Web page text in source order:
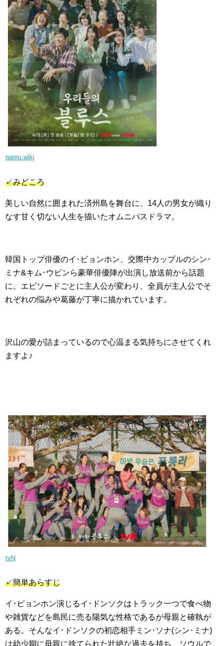
namu.wiki
✓みどころ
美しい自然に囲まれた済州島を舞台に、14人の男女が織り
なす甘く切ない人生を描いたオムニバスドラマ。
韓国トップ俳優のイ･ビョンホン、交際中カップルのシン･
ミナ&キム･ウビンら豪華俳優陣が出演し放送前から話題
に。エピソードごとに主人公が変わり、全員が主人公でそ
れぞれの悩みや葛藤が丁寧に描かれています。
沢山の愛が詰まっているので心温まる気持ちにさせてくれ
ますよ♪
tvN
✓簡単あらすじ
イ･ビョンホン演じるイ･ドンソクはトラック一つで食べ物
や雑貨などを島民に売る陽気な性格であるが母親と確執が
ある。そんなイ･ドンソクの初恋相手ミン･ソナ(シン･ミナ)
は幼少期に母親に捨てられた壮絶な過去を持ち、ソウルで